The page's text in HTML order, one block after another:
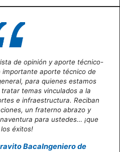
de opinión y aporte técnico-
aporte técnico de
para quienes estamos
temas vinculados a la
e infraestructura. Reciban
un fraterno abrazo y
para ustedes… ¡que
éxitos!
BacaIngeniero de